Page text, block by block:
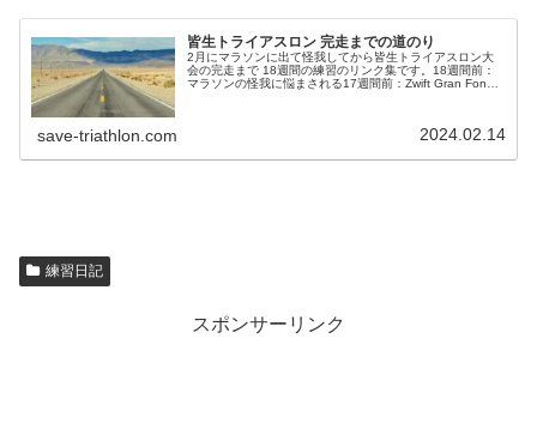
皆生トライアスロン 完走までの道のり
2月にマラソンに出て怪我してから皆生トライアスロン大
会の完走まで 18週間の練習のリンク集です。18週間前：
マラソンの怪我に悩まされる17週間前：Zwift Gran Fondo
save-triathlon.com 2024.02.14
練習日記
スポンサーリンク